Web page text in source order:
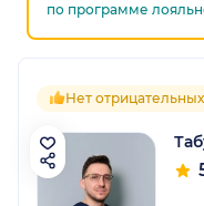
по программе
Нет